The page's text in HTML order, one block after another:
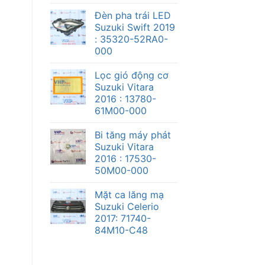
Đèn pha trái LED
Suzuki Swift 2019
: 35320-52RA0-
000
Lọc gió động cơ
Suzuki Vitara
2016 : 13780-
61M00-000
Bi tăng máy phát
Suzuki Vitara
2016 : 17530-
50M00-000
Mặt ca lăng mạ
Suzuki Celerio
2017: 71740-
84M10-C48